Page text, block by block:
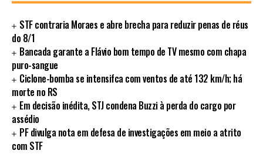
STF contraria Moraes e abre brecha para reduzir penas de réus
do 8/1
Bancada garante a Flávio bom tempo de TV mesmo com chapa
puro-sangue
Ciclone-bomba se intensifca com ventos de até 132 km/h; há
morte no RS
Em decisão inédita, STJ condena Buzzi à perda do cargo por
assédio
PF divulga nota em defesa de investigações em meio a atrito
com STF